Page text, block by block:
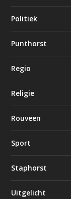
Politiek
Punthorst
Regio
Religie
Rouveen
Sport
Staphorst
Uitgelicht